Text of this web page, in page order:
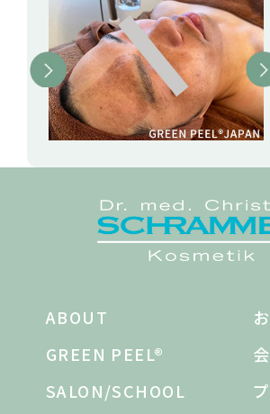
Previous
ABOUT
GREEN PEEL®
SALON/SCHOOL